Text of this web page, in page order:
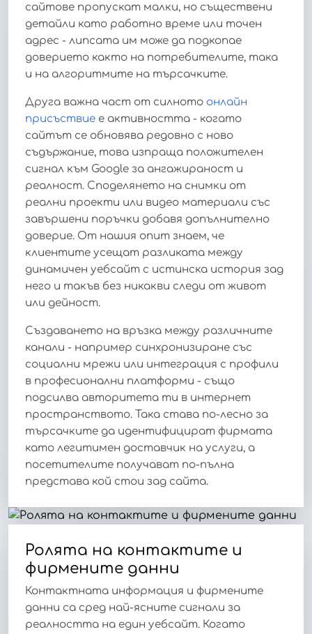
сайтове пропускат малки, но съществени
детайли като работно време или точен
адрес - липсата им може да подкопае
доверието както на потребителите, така
и на алгоритмите на търсачките.
Друга важна част от силното онлайн
присъствие е активността - когато
сайтът се обновява редовно с ново
съдържание, това изпраща положителен
сигнал към Google за ангажираност и
реалност. Споделянето на снимки от
реални проекти или видео материали със
завършени поръчки добавя допълнително
доверие. От нашия опит знаем, че
клиентите усещат разликата между
динамичен уебсайт с истинска история зад
него и такъв без никакви следи от живот
или дейност.
Създаването на връзка между различните
канали - например синхронизиране със
социални мрежи или интеграция с профили
в професионални платформи - също
подсилва авторитета ти в интернет
пространството. Така става по-лесно за
търсачките да идентифицират фирмата
като легитимен доставчик на услуги, а
посетителите получават по-пълна
представа кой стои зад сайта.
Ролята на контактите и
фирмените данни
Контактната информация и фирмените
данни са сред най-ясните сигнали за
реалността на един уебсайт. Когато